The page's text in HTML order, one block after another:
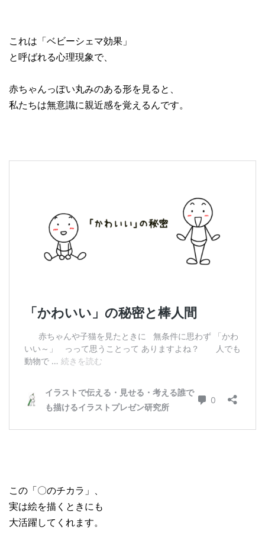
これは「ベビーシェマ効果」
と呼ばれる心理現象で、
赤ちゃんっぽい丸みのある形を見ると、
私たちは無意識に親近感を覚えるんです。
この「〇のチカラ」、
実は絵を描くときにも
大活躍してくれます。